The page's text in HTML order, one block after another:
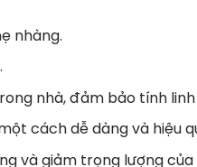
nhàng.
nhà, đảm bảo tính
cách dễ dàng và hiệu
và giảm trọng lượng của